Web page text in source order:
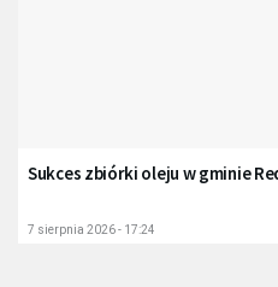
Sukces zbiórki oleju w gminie
7 sierpnia 2026 - 17:24